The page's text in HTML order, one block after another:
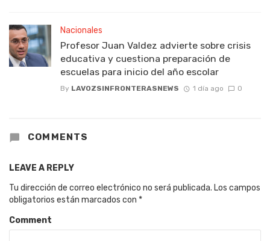
Nacionales
Profesor Juan Valdez advierte sobre crisis
educativa y cuestiona preparación de
escuelas para inicio del año escolar
By LAVOZSINFRONTERASNEWS 1 día ago 0
COMMENTS
LEAVE A REPLY
Tu dirección de correo electrónico no será publicada. Los campos
obligatorios están marcados con *
Comment